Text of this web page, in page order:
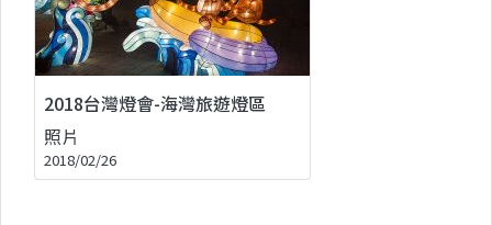
2018台灣燈會-海灣旅遊燈區
照片
2018/02/26